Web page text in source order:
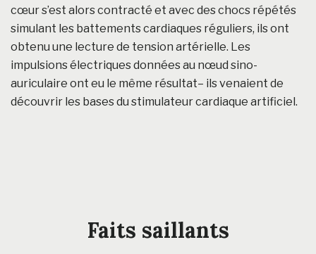
cœur s’est alors contracté et avec des chocs répétés
simulant les battements cardiaques réguliers, ils ont
obtenu une lecture de tension artérielle. Les
impulsions électriques données au nœud sino-
auriculaire ont eu le même résultat– ils venaient de
découvrir les bases du stimulateur cardiaque artificiel.
Faits saillants